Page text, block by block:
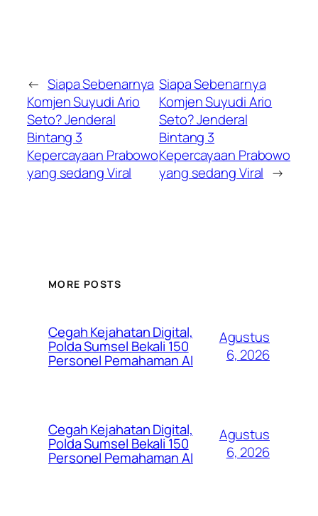
← Siapa Sebenarnya
Komjen Suyudi Ario
Seto? Jenderal
Bintang 3
Kepercayaan Prabowo
yang sedang Viral
Siapa Sebenarnya
Komjen Suyudi Ario
Seto? Jenderal
Bintang 3
Kepercayaan Prabowo
yang sedang Viral →
MORE POSTS
Cegah Kejahatan Digital,
Polda Sumsel Bekali 150
Personel Pemahaman AI
Agustus
6, 2026
Cegah Kejahatan Digital,
Polda Sumsel Bekali 150
Personel Pemahaman AI
Agustus
6, 2026